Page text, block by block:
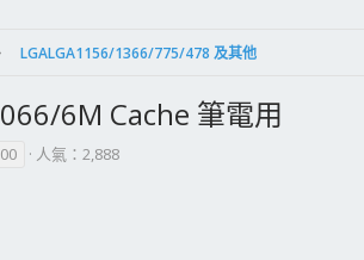
LGALGA1156/1366/775/478 及其他
6M Cache 筆電用
人氣：2,888